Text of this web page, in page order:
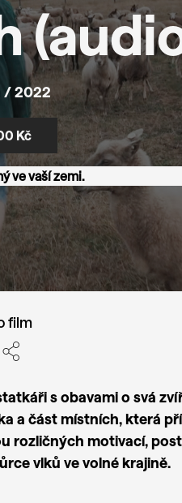
/ 2022
Kč
ve vaší zemi.
film
s obavami o svá
a část místních, která
rozličných motivací,
vlků ve volné krajině.